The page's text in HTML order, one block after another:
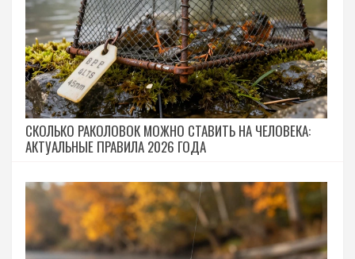
СКОЛЬКО РАКОЛОВОК МОЖНО СТАВИТЬ НА ЧЕЛОВЕКА:
АКТУАЛЬНЫЕ ПРАВИЛА 2026 ГОДА